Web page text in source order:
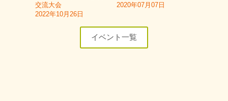
交流大会
2022年10月26日
2020年07月07日
イベント一覧